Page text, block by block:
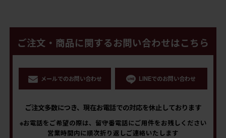
ご注文・商品に関するお問い合わせはこちら
メールでのお問い合わせ LINEでのお問い合わせ
ご注文多数につき、現在お電話での対応を休止しております
※お電話をご希望の際は、留守番電話にご用件をお残しください
営業時間内に順次折り返しご連絡いたします